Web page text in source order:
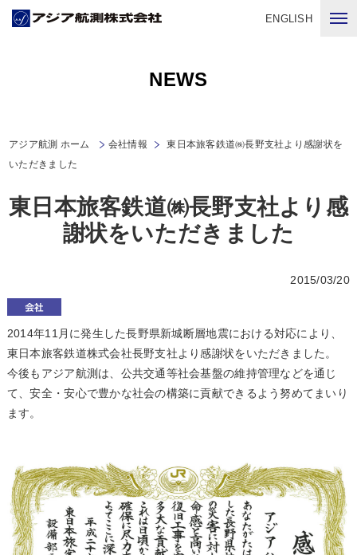
ENGLISH
NEWS
アジア航測 ホーム 会社情報
東日本旅客鉄道㈱長野支社より感謝状を
いただきました
東日本旅客鉄道㈱長野支社より感
謝状をいただきました
2015/03/20
2014年11月に発生した長野県新城断層地震における対応により、
東日本旅客鉄道株式会社長野支社より感謝状をいただきました。
今後もアジア航測は、公共交通等社会基盤の維持管理などを通じ
て、安全・安心で豊かな社会の構築に貢献できるよう努めてまいり
ます。